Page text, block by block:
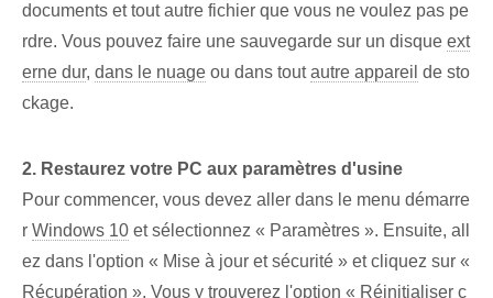
documents et tout autre fichier que vous ne voulez pas pe
rdre. Vous pouvez faire une ⁣sauvegarde⁤ sur un ⁢disque ext
erne dur, dans le nuage ou dans toutautre appareil de sto
ckage.
2. Restaurez votre PC aux paramètres d'usine⁢
Pour commencer, ‌vous devez aller dans le ⁣menu démarre
r‍ Windows 10 et sélectionnez « Paramètres ». Ensuite, all
ez dans l'option « Mise à jour⁢ et sécurité »⁢ et cliquez⁢ sur «
Récupération ». Vous y trouverez l'option « Réinitialiser c